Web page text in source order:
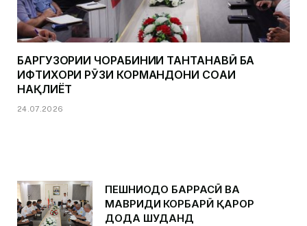
БАРГУЗОРИИ ЧОРАБИНИИ ТАНТАНАВӢ БА
ИФТИХОРИ РӮЗИ КОРМАНДОНИ СОҲАИ
НАҚЛИЁТ
24.07.2026
ПЕШНИҲОДҲО БАРРАСӢ ВА
МАВРИДИ КОРБАРӢ ҚАРОР
ДОДА ШУДАНД